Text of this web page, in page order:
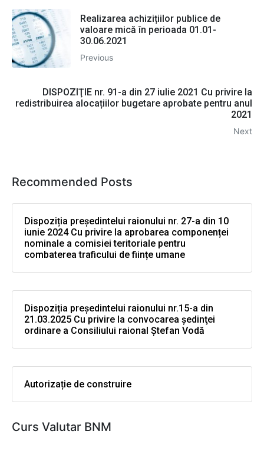
Realizarea achizițiilor publice de
valoare mică în perioada 01.01-
30.06.2021
Previous
DISPOZIŢIE nr. 91-a din 27 iulie 2021 Cu privire la
redistribuirea alocațiilor bugetare aprobate pentru anul
2021
Next
Recommended Posts
Dispoziția președintelui raionului nr. 27-a din 10
iunie 2024 Cu privire la aprobarea componenței
nominale a comisiei teritoriale pentru
combaterea traficului de ființe umane
Dispoziția președintelui raionului nr.15-a din
21.03.2025 Cu privire la convocarea şedinţei
ordinare a Consiliului raional Ştefan Vodă
Autorizație de construire
Curs Valutar BNM